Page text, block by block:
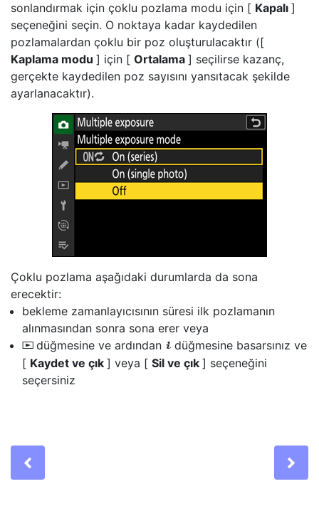
sonlandırmak için çoklu pozlama modu için [ Kapalı ]
seçeneğini seçin. O noktaya kadar kaydedilen
pozlamalardan çoklu bir poz oluşturulacaktır ([
Kaplama modu ] için [ Ortalama ] seçilirse kazanç,
gerçekte kaydedilen poz sayısını yansıtacak şekilde
ayarlanacaktır).
Çoklu pozlama aşağıdaki durumlarda da sona
erecektir:
bekleme zamanlayıcısının süresi ilk pozlamanın
alınmasından sonra sona erer veya
K düğmesine ve ardından i düğmesine basarsınız ve
[ Kaydet ve çık ] veya [ Sil ve çık ] seçeneğini
seçersiniz